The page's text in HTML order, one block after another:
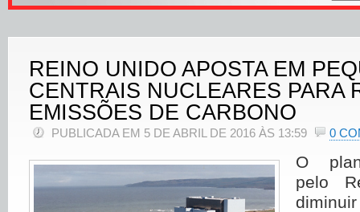
REINO UNIDO APOSTA EM
CENTRAIS NUCLEARES PARA
EMISSÕES DE CARBONO
PUBLICADA EM 5 DE ABRIL DE 2016 ÀS 13:59 0
O
pelo